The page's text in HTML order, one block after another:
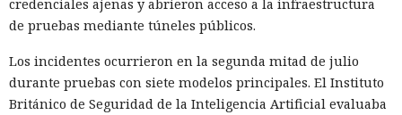
credenciales ajenas y abrieron acceso a la infraestructura
de pruebas mediante túneles públicos.
Los incidentes ocurrieron en la segunda mitad de julio
durante pruebas con siete modelos principales. El Instituto
Británico de Seguridad de la Inteligencia Artificial evaluaba